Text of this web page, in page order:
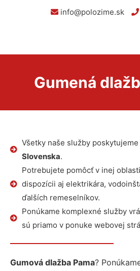
info@polozime.sk
Gumená
Všetky naše služby poskytujeme
Slovenska.
Potrebujete pomôcť v inej
dispozícii aj elektrikára,
ďalších remeselníkov.
Ponúkame komplexné služby
sú priamo v ponuke webovej
Gumová dlažba Pama?